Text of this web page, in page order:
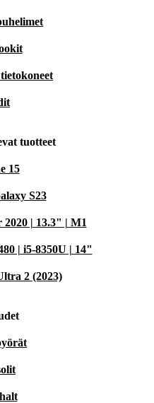
tuotteet
15
S23
| 13.3" | M1
| i5-8350U | 14"
2 (2023)